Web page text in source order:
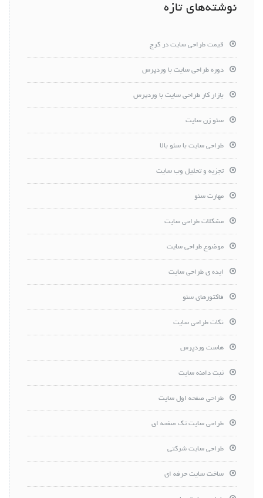
نوشته‌های تازه
قیمت طراحی سایت در کرج
دوره طراحی سایت با وردپرس
بازار کار طراحی سایت با وردپرس
سئو زن سایت
طراحی سایت با سئو بالا
تجزیه و تحلیل وب سایت
مهارت سئو
مشکلات طراحی سایت
موضوع طراحی سایت
ایده ی طراحی سایت
فاکتورهای سئو
نکات طراحی سایت
هاست وردپرس
ثبت دامنه سایت
طراحی صفحه اول سایت
طراحی سایت تک صفحه ای
طراحی سایت شرکتی
ساخت سایت حرفه ای